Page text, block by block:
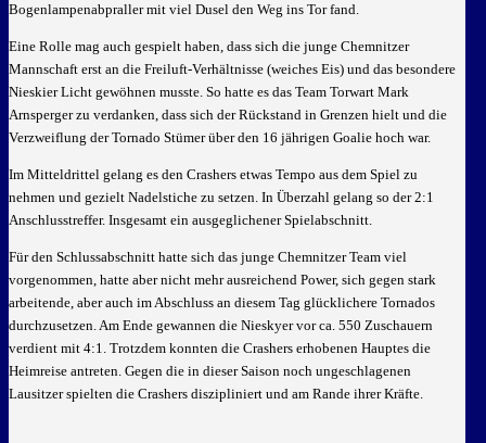
Bogenlampenabpraller mit viel Dusel den Weg ins Tor fand.
Eine Rolle mag auch gespielt haben, dass sich die junge Chemnitzer
Mannschaft erst an die Freiluft-Verhältnisse (weiches Eis) und das besondere
Nieskier Licht gewöhnen musste. So hatte es das Team Torwart Mark
Arnsperger zu verdanken, dass sich der Rückstand in Grenzen hielt und die
Verzweiflung der Tornado Stümer über den 16 jährigen Goalie hoch war.
Im Mitteldrittel gelang es den Crashers etwas Tempo aus dem Spiel zu
nehmen und gezielt Nadelstiche zu setzen. In Überzahl gelang so der 2:1
Anschlusstreffer. Insgesamt ein ausgeglichener Spielabschnitt.
Für den Schlussabschnitt hatte sich das junge Chemnitzer Team viel
vorgenommen, hatte aber nicht mehr ausreichend Power, sich gegen stark
arbeitende, aber auch im Abschluss an diesem Tag glücklichere Tornados
durchzusetzen. Am Ende gewannen die Nieskyer vor ca. 550 Zuschauern
verdient mit 4:1. Trotzdem konnten die Crashers erhobenen Hauptes die
Heimreise antreten. Gegen die in dieser Saison noch ungeschlagenen
Lausitzer spielten die Crashers diszipliniert und am Rande ihrer Kräfte.